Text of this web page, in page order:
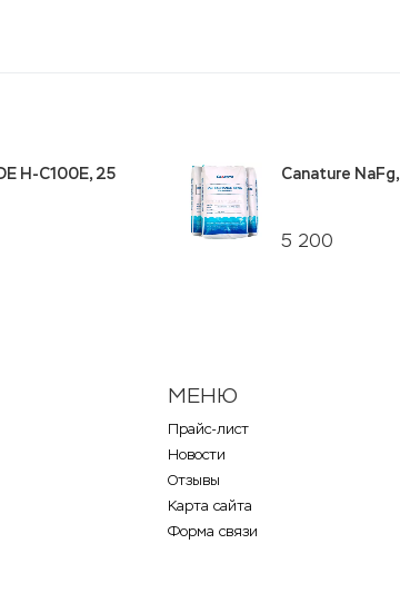
H-C100E, 25
5 200
Canature
МЕНЮ
Прайс-лист
Новости
Отзывы
Карта сайта
Форма связи